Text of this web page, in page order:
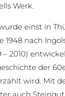
Werk.
einst in
1948 nach
– 2010)
der
wird. Mit